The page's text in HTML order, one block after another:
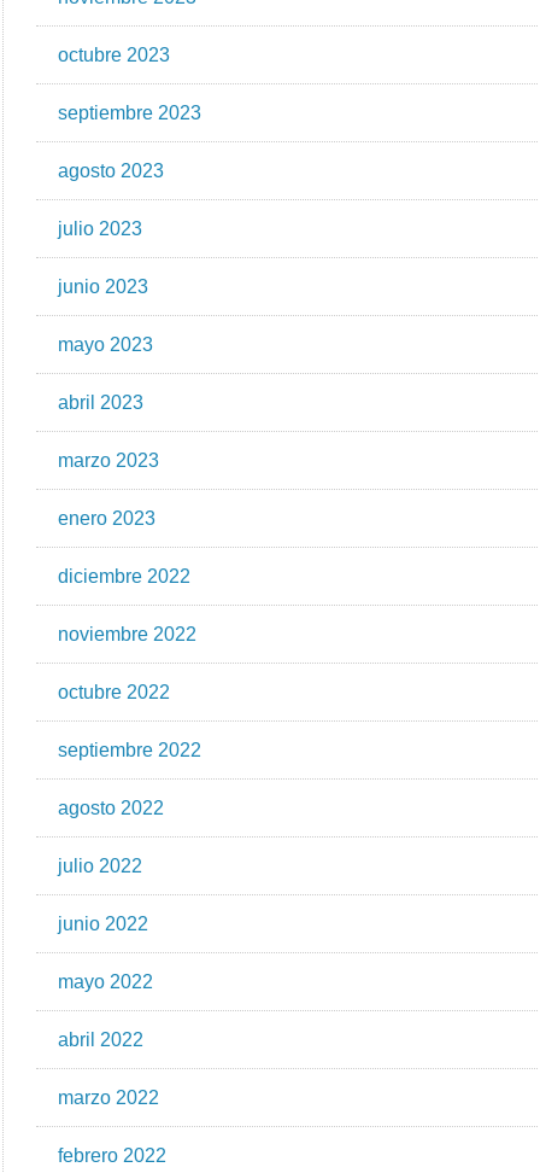
octubre 2023
septiembre 2023
agosto 2023
julio 2023
junio 2023
mayo 2023
abril 2023
marzo 2023
enero 2023
diciembre 2022
noviembre 2022
octubre 2022
septiembre 2022
agosto 2022
julio 2022
junio 2022
mayo 2022
abril 2022
marzo 2022
febrero 2022